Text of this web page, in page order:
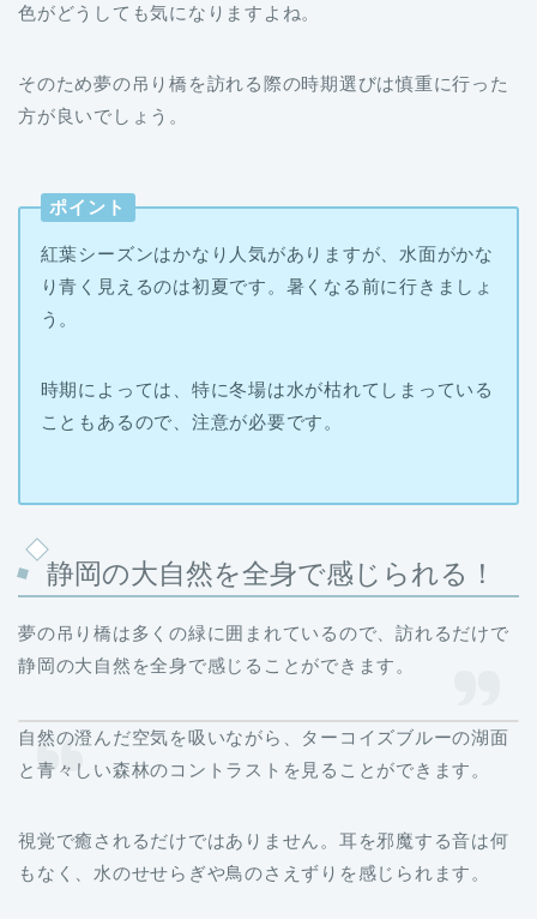
色がどうしても気になりますよね。
そのため夢の吊り橋を訪れる際の時期選びは慎重に行った
方が良いでしょう。
ポイント
紅葉シーズンはかなり人気がありますが、水面がかな
り青く見えるのは初夏です。暑くなる前に行きましょ
う。
時期によっては、特に冬場は水が枯れてしまっている
こともあるので、注意が必要です。
静岡の大自然を全身で感じられる！
夢の吊り橋は多くの緑に囲まれているので、訪れるだけで
静岡の大自然を全身で感じることができます。
自然の澄んだ空気を吸いながら、ターコイズブルーの湖面
と青々しい森林のコントラストを見ることができます。
視覚で癒されるだけではありません。耳を邪魔する音は何
もなく、水のせせらぎや鳥のさえずりを感じられます。